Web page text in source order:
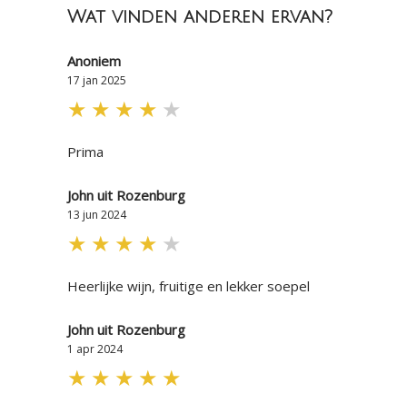
Wat vinden anderen ervan?
Anoniem
17 jan 2025
★ ★ ★ ★ ★
Prima
John uit Rozenburg
13 jun 2024
★ ★ ★ ★ ★
Heerlijke wijn, fruitige en lekker soepel
John uit Rozenburg
1 apr 2024
★ ★ ★ ★ ★